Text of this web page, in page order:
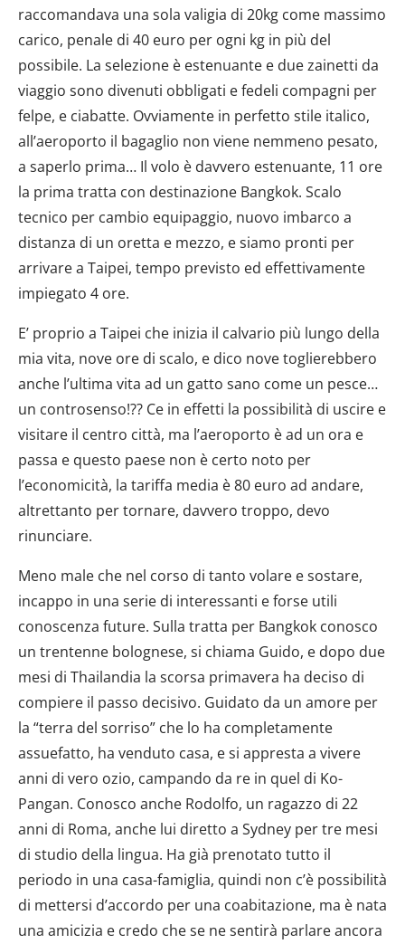
raccomandava una sola valigia di 20kg come massimo
carico, penale di 40 euro per ogni kg in più del
possibile. La selezione è estenuante e due zainetti da
viaggio sono divenuti obbligati e fedeli compagni per
felpe, e ciabatte. Ovviamente in perfetto stile italico,
all’aeroporto il bagaglio non viene nemmeno pesato,
a saperlo prima… Il volo è davvero estenuante, 11 ore
la prima tratta con destinazione Bangkok. Scalo
tecnico per cambio equipaggio, nuovo imbarco a
distanza di un oretta e mezzo, e siamo pronti per
arrivare a Taipei, tempo previsto ed effettivamente
impiegato 4 ore.
E’ proprio a Taipei che inizia il calvario più lungo della
mia vita, nove ore di scalo, e dico nove toglierebbero
anche l’ultima vita ad un gatto sano come un pesce…
un controsenso!?? Ce in effetti la possibilità di uscire e
visitare il centro città, ma l’aeroporto è ad un ora e
passa e questo paese non è certo noto per
l’economicità, la tariffa media è 80 euro ad andare,
altrettanto per tornare, davvero troppo, devo
rinunciare.
Meno male che nel corso di tanto volare e sostare,
incappo in una serie di interessanti e forse utili
conoscenza future. Sulla tratta per Bangkok conosco
un trentenne bolognese, si chiama Guido, e dopo due
mesi di Thailandia la scorsa primavera ha deciso di
compiere il passo decisivo. Guidato da un amore per
la “terra del sorriso” che lo ha completamente
assuefatto, ha venduto casa, e si appresta a vivere
anni di vero ozio, campando da re in quel di Ko-
Pangan. Conosco anche Rodolfo, un ragazzo di 22
anni di Roma, anche lui diretto a Sydney per tre mesi
di studio della lingua. Ha già prenotato tutto il
periodo in una casa-famiglia, quindi non c’è possibilità
di mettersi d’accordo per una coabitazione, ma è nata
una amicizia e credo che se ne sentirà parlare ancora